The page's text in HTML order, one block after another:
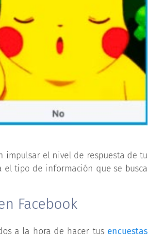
impulsar el nivel de respuesta de tu
tipo de información que se busca
Facebook
a la hora de hacer tus encuestas